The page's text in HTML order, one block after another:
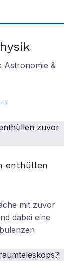
Astronomie &
enthüllen
mit zuvor
dabei eine